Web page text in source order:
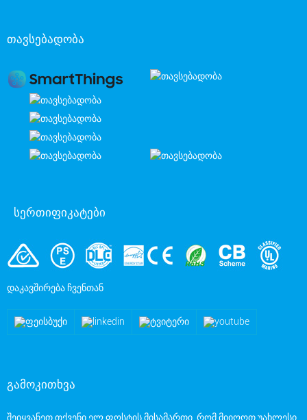
თავსებადობა
სერთიფიკატები
ᲓᲐᲙᲐᲕᲨᲘᲠᲔᲑᲐ ᲩᲕᲔᲜᲗᲐᲜ
გამოკითხვა
შეიყვანეთ თქვენი ელ.ფოსტის მისამართი, რომ მიიღოთ უახლესი